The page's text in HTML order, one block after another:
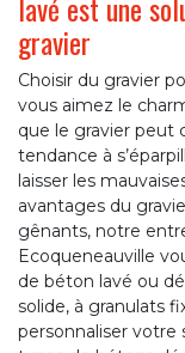
lavé est une
gravier
Choisir du gravier
vous aimez le
que le gravier peut
tendance à
laisser les
avantages du
gênants, notre
Ecoqueneauville
de béton lavé ou
solide, à granulats
personnaliser votre